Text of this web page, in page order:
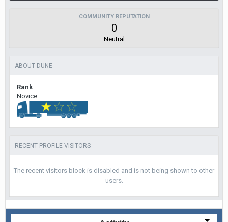
COMMUNITY REPUTATION
0
Neutral
ABOUT DUNE
Rank
Novice
RECENT PROFILE VISITORS
The recent visitors block is disabled and is not being shown to other
users.